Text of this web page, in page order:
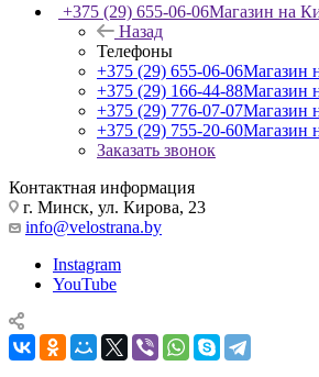
+375 (29) 655-06-06Магазин на
Назад
Телефоны
+375 (29) 655-06-06Магазин
+375 (29) 166-44-88Магазин
+375 (29) 776-07-07Магазин
+375 (29) 755-20-60Магазин
Заказать звонок
Контактная информация
г. Минск, ул. Кирова, 23
info@velostrana.by
Instagram
YouTube